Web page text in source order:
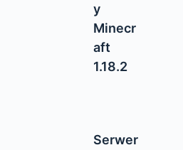
y
Minecr
aft
1.18.2
Serwer